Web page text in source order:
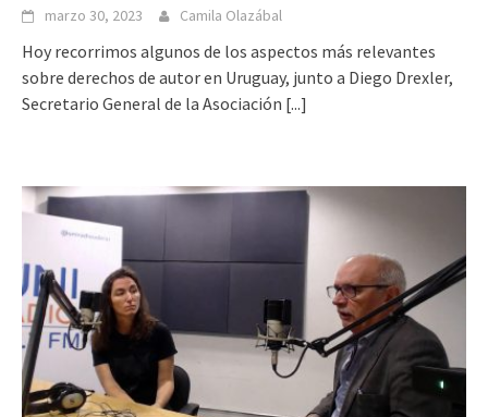
marzo 30, 2023 Camila Olazábal
Hoy recorrimos algunos de los aspectos más relevantes
sobre derechos de autor en Uruguay, junto a Diego Drexler,
Secretario General de la Asociación [...]